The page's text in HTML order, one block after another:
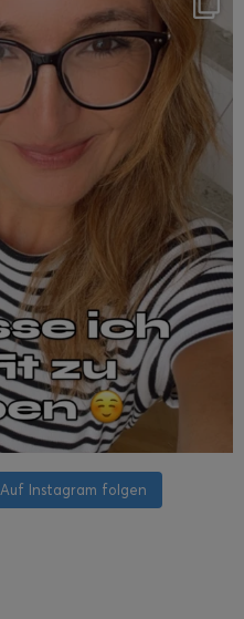
Auf Instagram folgen